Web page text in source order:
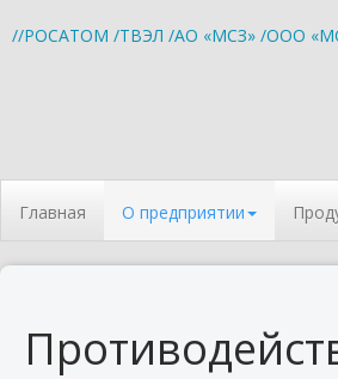
//РОСАТОМ /ТВЭЛ /АО «МСЗ» /ООО
Главная О предприятии